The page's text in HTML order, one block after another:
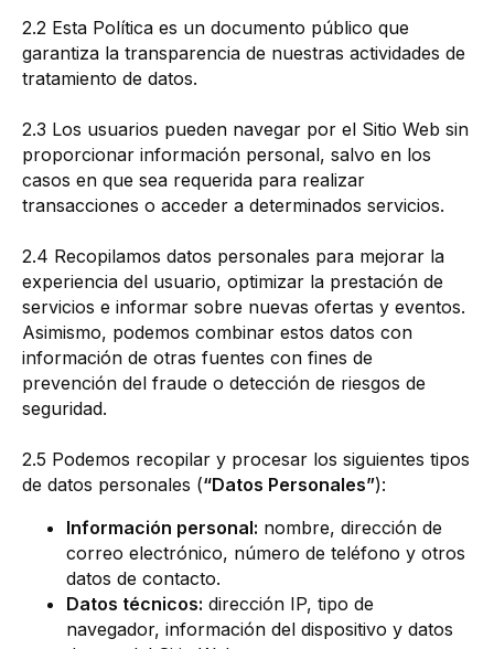
2.2 Esta Política es un documento público que
garantiza la transparencia de nuestras actividades de
tratamiento de datos.
2.3 Los usuarios pueden navegar por el Sitio Web sin
proporcionar información personal, salvo en los
casos en que sea requerida para realizar
transacciones o acceder a determinados servicios.
2.4 Recopilamos datos personales para mejorar la
experiencia del usuario, optimizar la prestación de
servicios e informar sobre nuevas ofertas y eventos.
Asimismo, podemos combinar estos datos con
información de otras fuentes con fines de
prevención del fraude o detección de riesgos de
seguridad.
2.5 Podemos recopilar y procesar los siguientes tipos
de datos personales (“Datos Personales”):
Información personal: nombre, dirección de
correo electrónico, número de teléfono y otros
datos de contacto.
Datos técnicos: dirección IP, tipo de
navegador, información del dispositivo y datos